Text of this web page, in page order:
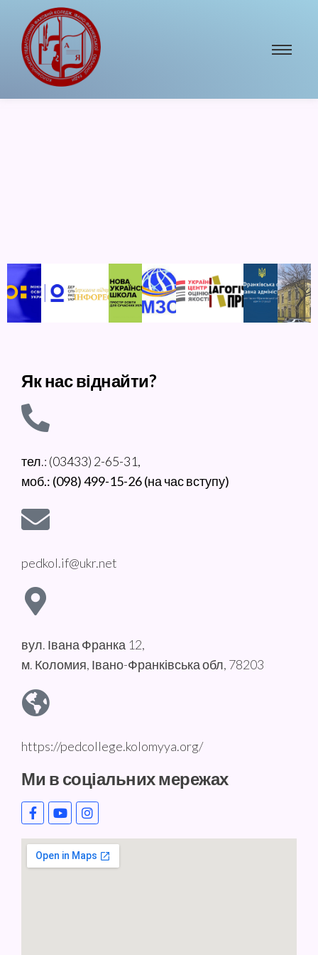
Як нас віднайти?
тел.: (03433) 2-65-31,
моб.: (098) 499-15-26 (на час вступу)
pedkol.if@ukr.net
вул. Івана Франка 12,
м. Коломия, Івано-Франківська обл, 78203
https://pedcollege.kolomyya.org/
Ми в соціальних мережах